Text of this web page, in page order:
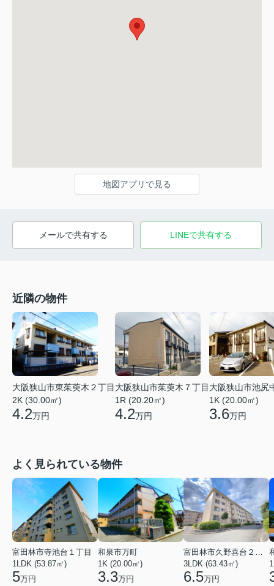
地図アプリで見る
メールで共有する LINEで共有する
近隣の物件
大阪狭山市東茱萸木２丁目
2K (30.00㎡)
4.2万円
大阪狭山市茱萸木７丁目
1R (20.20㎡)
4.2万円
大阪狭山市池尻
1K (20.00㎡)
3.6万円
よく見られている物件
富田林市寺池台１丁目
1LDK (53.87㎡)
5万円
和泉市万町
1K (20.00㎡)
3.3万円
富田林市久野喜台２丁目
3LDK (63.43㎡)
6.5万円